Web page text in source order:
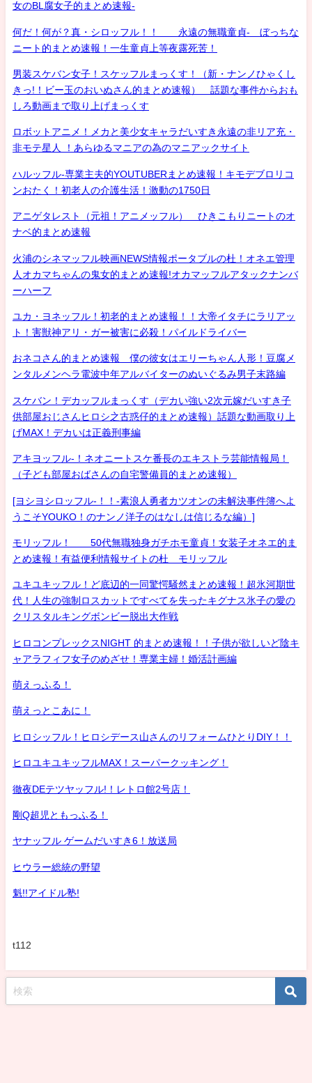
女のBL腐女子的まとめ速報-
何だ！何が？真・シロッフル！！ 永遠の無職童貞- ぼっちな
ニート的まとめ速報！一生童貞上等夜露死苦！
男装スケバン女子！スケッフルまっくす！（新・ナンノひゃくし
きっ!！ビー玉のおいぬさん的まとめ速報） 話題な事件からおも
しろ動画まで取り上げまっくす
ロボットアニメ！メカと美少女キャラだいすき永遠の非リア充・
非モテ星人 ！あらゆるマニアの為のマニアックサイト
ハルッフル-専業主夫的YOUTUBERまとめ速報！キモデブロリコ
ンおたく！初老人の介護生活！激動の1750日
アニゲタレスト（元祖！アニメッフル） ひきこもりニートのオ
ナベ的まとめ速報
火浦のシネマッフル映画NEWS情報ポータブルの杜！オネエ管理
人オカマちゃんの鬼女的まとめ速報!オカマッフルアタックナンバ
ーハーフ
ユカ・ヨネッフル！初老的まとめ速報！！大帝イタチにラリアッ
ト！害獣神アリ・ガー被害に必殺！パイルドライバー
おネコさん的まとめ速報 僕の彼女はエリーちゃん人形！豆腐メ
ンタルメンヘラ電波中年アルバイターのぬいぐるみ男子末路編
スケバン！デカッフルまっくす（デカい強い2次元嫁だいすき子
供部屋おじさんヒロシ之古惑仔的まとめ速報）話題な動画取り上
げMAX！デカいは正義刑事編
アキヨッフル-！ネオニートスケ番長のエキストラ芸能情報局！
（子ども部屋おばさんの自宅警備員的まとめ速報）
[ヨシヨシロッフル-！！-素浪人勇者カツオンの未解決事件簿へよ
うこそYOUKO！のナンノ洋子のはなしは信じるな編）]
モリッフル！ 50代無職独身ガチホモ童貞！女装子オネエ的ま
とめ速報！有益便利情報サイトの杜 モリッフル
ユキユキッフル！ど底辺的一同驚愕騒然まとめ速報！超氷河期世
代！人生の強制ロスカットですべてを失ったキグナス氷子の愛の
クリスタルキングボンビー脱出大作戦
ヒロコンプレックスNIGHT 的まとめ速報！！子供が欲しいど陰キ
ャアラフィフ女子のめざせ！専業主婦！婚活計画編
萌えっふる！
萌えっとこあに！
ヒロシッフル！ヒロシデース山さんのリフォームひとりDIY！！
ヒロユキユキッフルMAX！スーパークッキング！
徹夜DEテツヤッフル!！レトロ館2号店！
剛Q超児ともっふる！
ヤナッフル ゲームだいすき6！放送局
ヒウラー総統の野望
魁!!アイドル塾!
t112